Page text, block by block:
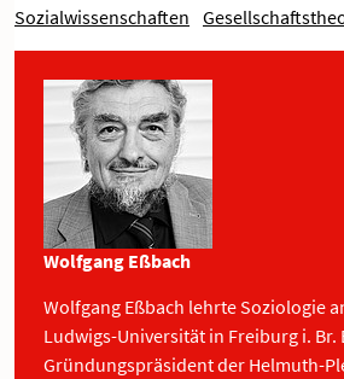
Sozialwissenschaften
Wolfgang Eßbach
Wolfgang Eßbach lehrte Soziologie
Ludwigs-Universität in Freiburg i. Br.
Gründungspräsident der Helmuth-